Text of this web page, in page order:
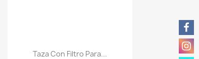
Taza Con Filtro Para...